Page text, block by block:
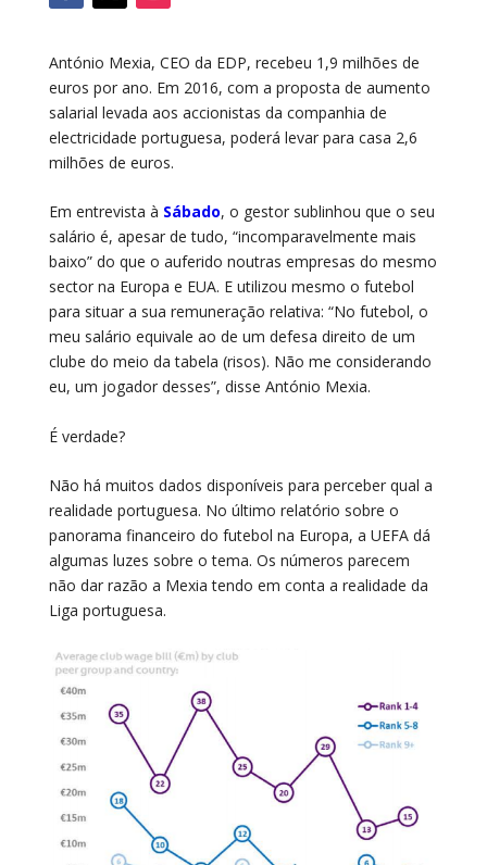
António Mexia, CEO da EDP, recebeu 1,9 milhões de
euros por ano. Em 2016, com a proposta de aumento
salarial levada aos accionistas da companhia de
electricidade portuguesa, poderá levar para casa 2,6
milhões de euros.
Em entrevista à Sábado, o gestor sublinhou que o seu
salário é, apesar de tudo, “incomparavelmente mais
baixo” do que o auferido noutras empresas do mesmo
sector na Europa e EUA. E utilizou mesmo o futebol
para situar a sua remuneração relativa: “No futebol, o
meu salário equivale ao de um defesa direito de um
clube do meio da tabela (risos). Não me considerando
eu, um jogador desses”, disse António Mexia.
É verdade?
Não há muitos dados disponíveis para perceber qual a
realidade portuguesa. No último relatório sobre o
panorama financeiro do futebol na Europa, a UEFA dá
algumas luzes sobre o tema. Os números parecem
não dar razão a Mexia tendo em conta a realidade da
Liga portuguesa.